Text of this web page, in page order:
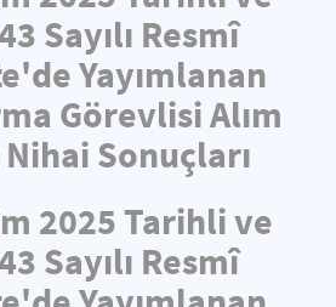
Sayılı Resmî
Yayımlanan
Görevlisi Alım
Nihai Sonuçları
2025 Tarihli ve
Sayılı Resmî